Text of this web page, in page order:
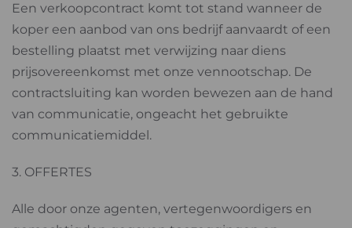
Een verkoopcontract komt tot stand wanneer de
koper een aanbod van ons bedrijf aanvaardt of een
bestelling plaatst met verwijzing naar diens
prijsovereenkomst met onze vennootschap. De
contractsluiting kan worden bewezen aan de hand
van communicatie, ongeacht het gebruikte
communicatiemiddel.
3. OFFERTES
Alle door onze agenten, vertegenwoordigers en